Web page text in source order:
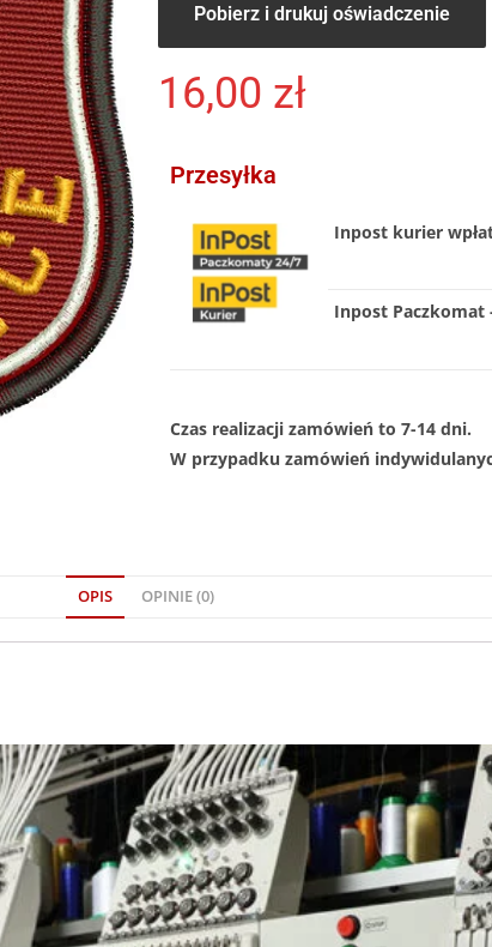
Pobierz i drukuj oświadczenie
16,00 zł
Przesyłka
Inpost kurier
Inpost Paczkomat
Czas realizacji zamówień to 7-14 dni.
W przypadku zamówień
OPIS OPINIE (0)